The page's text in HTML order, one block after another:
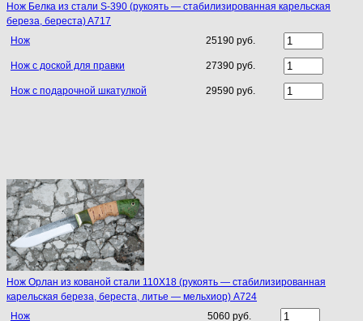
Нож Белка из стали S-390 (рукоять — стабилизированная карельская
береза, береста) A717
Нож
25190 руб.
Нож с доской для правки 27390 руб.
Нож с подарочной шкатулкой 29590 руб.
Нож Орлан из кованой стали 110Х18 (рукоять — стабилизированная
карельская береза, береста, литье — мельхиор) A724
Нож
5060 руб.